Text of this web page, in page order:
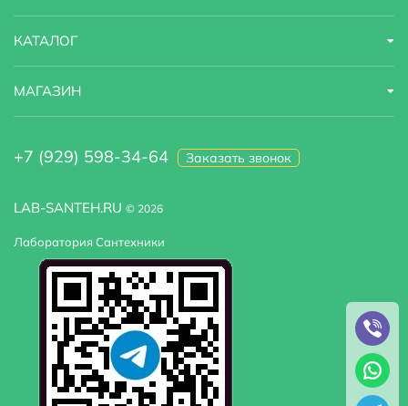
Стилистика дизайна современный
LAB-SANTEH.RU © 2026
Лаборатория Сантехники
КАТАЛОГ
МАГАЗИН
+7 (929) 598-34-64 Заказать звонок